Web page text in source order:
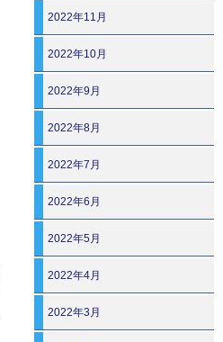
2022年11月
2022年10月
2022年9月
2022年8月
2022年7月
2022年6月
2022年5月
2022年4月
2022年3月